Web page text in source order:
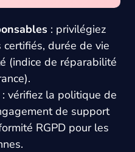
: privilégiez
certifiés, durée de vie
(indice de réparabilité
: vérifiez la politique de
de support
RGPD pour les